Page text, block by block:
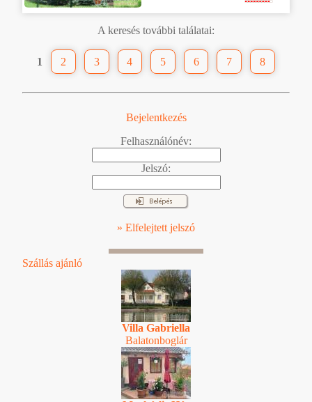
A keresés további találatai:
1 2 3 4 5 6 7 8
Bejelentkezés
Felhasználónév:
Jelszó:
» Elfelejtett jelszó
Szállás ajánló
Villa Gabriella
Balatonboglár